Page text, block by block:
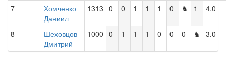
7
Хомченко
Даниил
1313 0 0 1 1 1 0 ♞ 1 4.0
8
Шеховцов
Дмитрий
1000 0 1 1 1 0 0 0 ♞ 3.0